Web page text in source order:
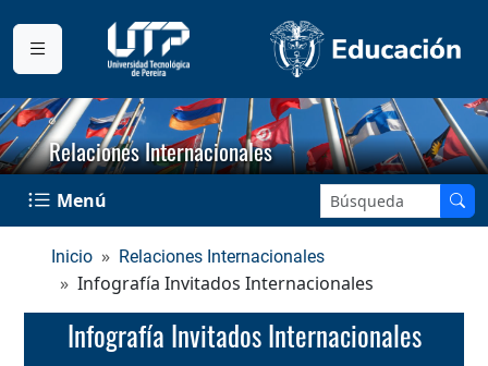
Relaciones Internacionales
Menú Buscar en el sitio:
Inicio Relaciones Internacionales
Infografía Invitados Internacionales
Infografía Invitados Internacionales